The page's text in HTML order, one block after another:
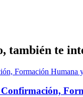
también te